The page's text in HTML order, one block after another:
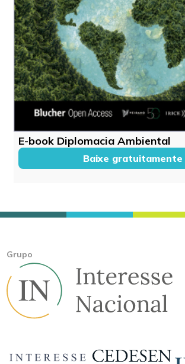
E-book Diplomacia Ambiental
Baixe gratuitamente
Grupo